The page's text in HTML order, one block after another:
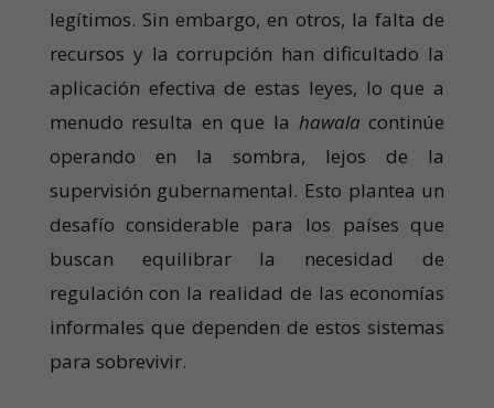
legítimos. Sin embargo, en otros, la falta de
recursos y la corrupción han dificultado la
aplicación efectiva de estas leyes, lo que a
menudo resulta en que la hawala continúe
operando en la sombra, lejos de la
supervisión gubernamental. Esto plantea un
desafío considerable para los países que
buscan equilibrar la necesidad de
regulación con la realidad de las economías
informales que dependen de estos sistemas
para sobrevivir.